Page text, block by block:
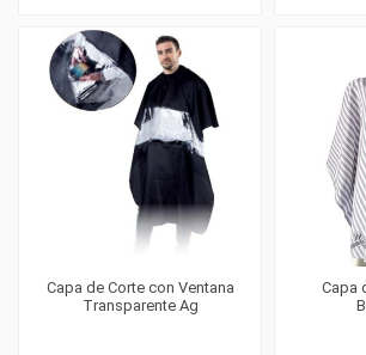
Capa de Corte con Ventana
Transparente Ag
Capa